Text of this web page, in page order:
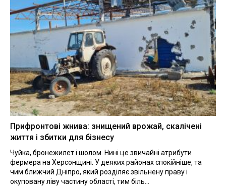
Прифронтові жнива: знищений врожай, скалічені
життя і збитки для бізнесу
Чуйка, бронежилет і шолом. Нині це звичайні атрибути
фермера на Херсонщині. У деяких районах спокійніше, та
чим ближчий Дніпро, який розділяє звільнену праву і
окуповану ліву частину області, тим біль...